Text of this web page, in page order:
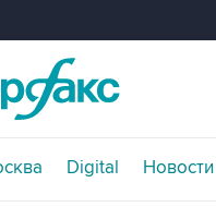
Digital Новости